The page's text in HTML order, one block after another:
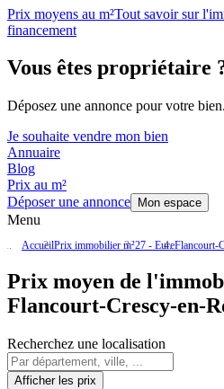
Prix moyens au m²Tout savoir sur
financement
Vous êtes propriétaire
Déposez une annonce pour votre bien.
Je souhaite vendre mon bien
Annuaire
Blog
Prix au m²
Déposer une annonce
Mon espace
Menu
AccueilPrix immobilier m²27 - EureFlancourt-
Prix moyen de
Flancourt-Crescy-en-
Recherchez une localisation
Afficher les prix